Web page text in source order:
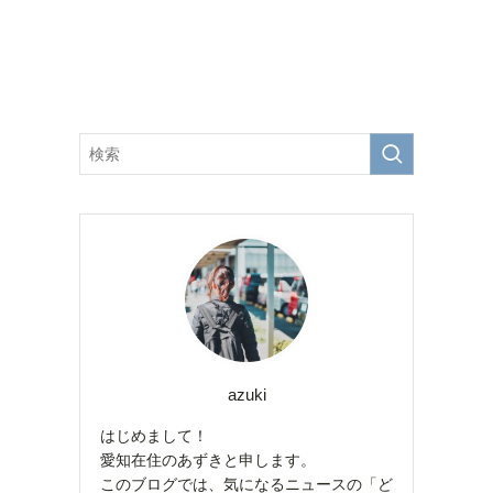
azuki
はじめまして！
愛知在住のあずきと申します。
このブログでは、気になるニュースの「ど